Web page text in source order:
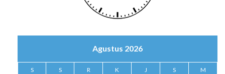
Agustus 2026
S S R K J S M